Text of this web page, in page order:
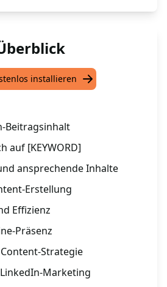
installieren
Beitragsinhalt
auf [KEYWORD]
ansprechende Inhalte
Erstellung
Effizienz
Präsenz
Strategie
Marketing